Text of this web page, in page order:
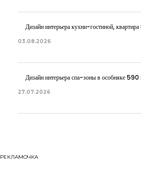
Дизайн интерьера кухни-гостиной,
03.08.2026
Дизайн интерьера спа-зоны в особняке 590
27.07.2026
РЕКЛАМОЧКА